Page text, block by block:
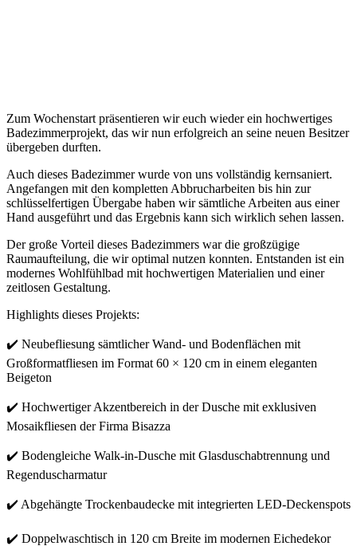
Zum Wochenstart präsentieren wir euch wieder ein hochwertiges
Badezimmerprojekt, das wir nun erfolgreich an seine neuen Besitzer
übergeben durften.
Auch dieses Badezimmer wurde von uns vollständig kernsaniert.
Angefangen mit den kompletten Abbrucharbeiten bis hin zur
schlüsselfertigen Übergabe haben wir sämtliche Arbeiten aus einer
Hand ausgeführt und das Ergebnis kann sich wirklich sehen lassen.
Der große Vorteil dieses Badezimmers war die großzügige
Raumaufteilung, die wir optimal nutzen konnten. Entstanden ist ein
modernes Wohlfühlbad mit hochwertigen Materialien und einer
zeitlosen Gestaltung.
Highlights dieses Projekts:
✔️ Neubefliesung sämtlicher Wand- und Bodenflächen mit
Großformatfliesen im Format 60 × 120 cm in einem eleganten
Beigeton
✔️ Hochwertiger Akzentbereich in der Dusche mit exklusiven
Mosaikfliesen der Firma Bisazza
✔️ Bodengleiche Walk-in-Dusche mit Glasduschabtrennung und
Regenduscharmatur
✔️ Abgehängte Trockenbaudecke mit integrierten LED-Deckenspots
✔️ Doppelwaschtisch in 120 cm Breite im modernen Eichedekor